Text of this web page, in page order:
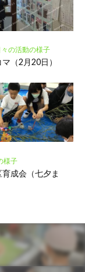
々の活動の様子
（2月20日）
様子
成会（七夕ま